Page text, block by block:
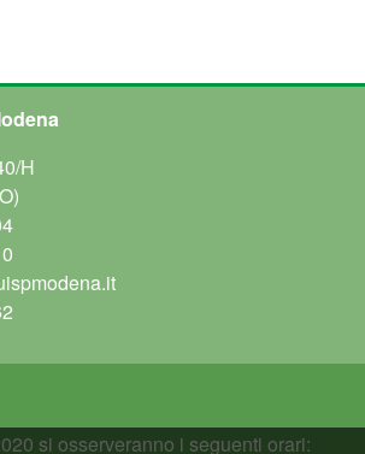
H
si osserveranno i seguenti orari: